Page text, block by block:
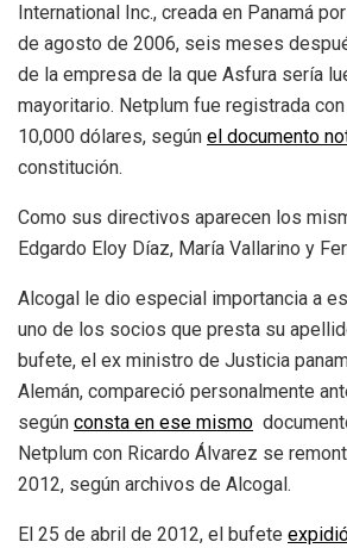
International Inc., creada en Panamá
de agosto de 2006, seis meses
de la empresa de la que Asfura sería
mayoritario. Netplum fue registrada
10,000 dólares, según el documento
constitución.
Como sus directivos aparecen los
Edgardo Eloy Díaz, María Vallarino y
Alcogal le dio especial importancia a
uno de los socios que presta su
bufete, el ex ministro de Justicia
Alemán, compareció personalmente
según consta en ese mismo
Netplum con Ricardo Álvarez se
2012, según archivos de Alcogal.
El 25 de abril de 2012, el bufete